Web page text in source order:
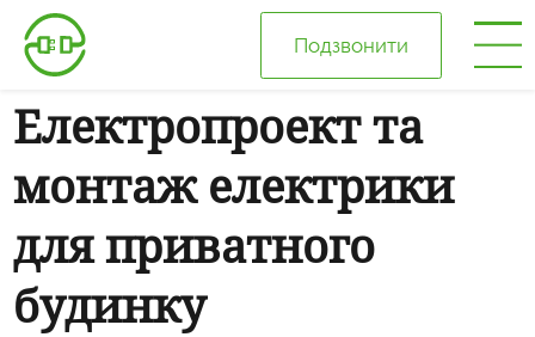
Подзвонити
Головна
Про нас
Електропроект та
монтаж електрики
для приватного
будинку